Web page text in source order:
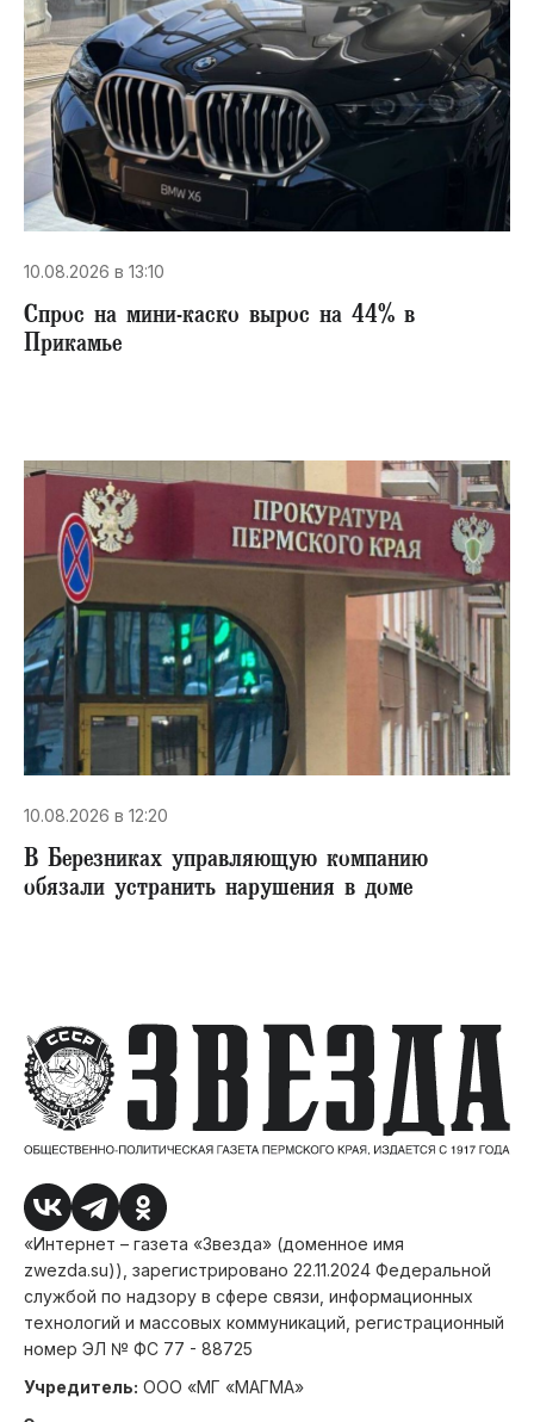
10.08.2026 в 13:10
Спрос на мини-каско вырос на 44% в
Прикамье
10.08.2026 в 12:20
В Березниках управляющую компанию
обязали устранить нарушения в доме
«Интернет – газета «Звезда» (доменное имя
zwezda.su)), зарегистрировано 22.11.2024 Федеральной
службой по надзору в сфере связи, информационных
технологий и массовых коммуникаций, регистрационный
номер ЭЛ № ФС 77 - 88725
Учредитель: ООО «МГ «МАГМА»